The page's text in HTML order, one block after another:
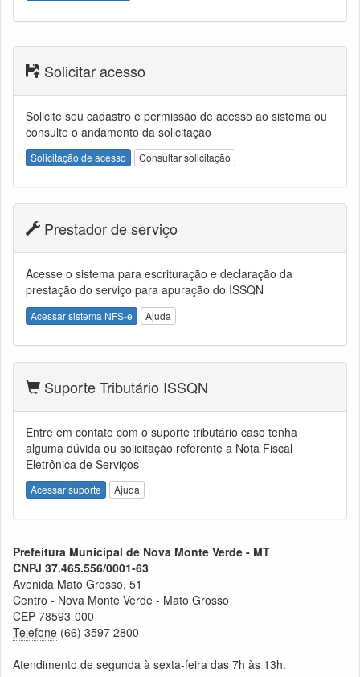
Solicitar acesso
Solicite seu cadastro e permissão de acesso ao sistema ou
consulte o andamento da solicitação
Solicitação de acesso Consultar solicitação
Prestador de serviço
Acesse o sistema para escrituração e declaração da
prestação do serviço para apuração do ISSQN
Acessar sistema NFS-e Ajuda
Suporte Tributário ISSQN
Entre em contato com o suporte tributário caso tenha
alguma dúvida ou solicitação referente a Nota Fiscal
Eletrônica de Serviços
Acessar suporte Ajuda
Prefeitura Municipal de Nova Monte Verde - MT
CNPJ 37.465.556/0001-63
Avenida Mato Grosso, 51
Centro - Nova Monte Verde - Mato Grosso
CEP 78593-000
Telefone (66) 3597 2800
Atendimento de segunda à sexta-feira das 7h às 13h.